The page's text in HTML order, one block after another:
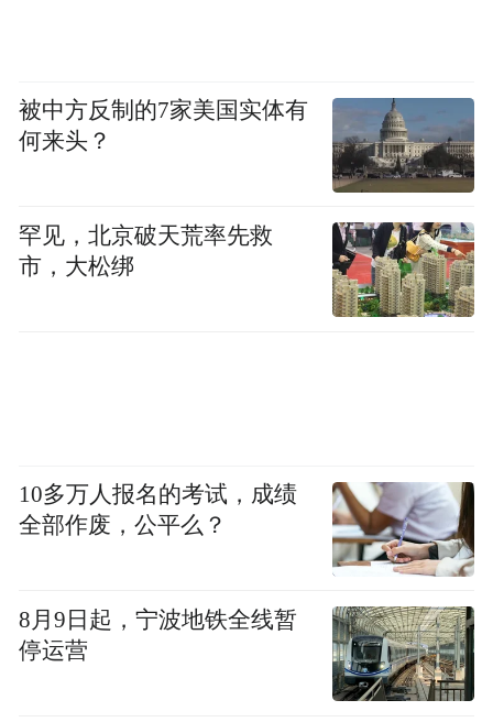
被中方反制的7家美国实体有
何来头？
罕见，北京破天荒率先救
市，大松绑
10多万人报名的考试，成绩
全部作废，公平么？
8月9日起，宁波地铁全线暂
停运营